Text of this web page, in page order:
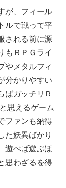
が、フィール
ルで戦って平
される前に源
もＲＰＧライ
やメタルフィ
分かりやすい
ばガッチリＲ
思えるゲーム
ファンも納得
た妖異ばかり
遊べば遊ぶほ
思わざるを得